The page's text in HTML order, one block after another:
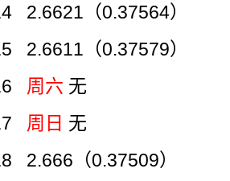
2.6621（0.37564）
2.6611（0.37579）
周六 无
周日 无
2.666（0.37509）